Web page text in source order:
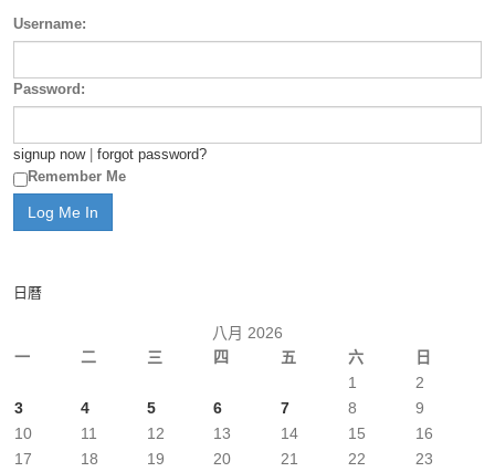
Username:
Password:
signup now| forgot password?
Remember Me
日曆
八月 2026
一
二 三 四 五 六 日
1
2
3
4 5 6 7 8
9
10
11 12 13 14 15
16
17
18 19 20 21 22
23